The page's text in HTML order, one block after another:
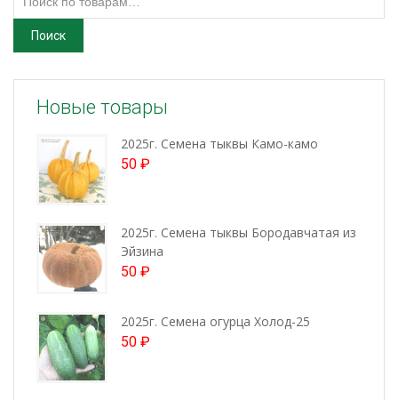
Поиск
Новые товары
2025г. Семена тыквы Камо-камо
50 ₽
2025г. Семена тыквы Бородавчатая из
Эйзина
50 ₽
2025г. Семена огурца Холод-25
50 ₽